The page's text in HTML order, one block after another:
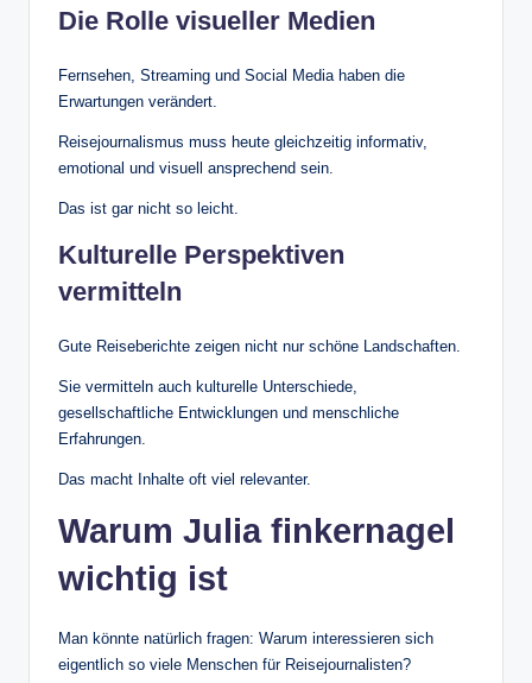
Die Rolle visueller Medien
Fernsehen, Streaming und Social Media haben die
Erwartungen verändert.
Reisejournalismus muss heute gleichzeitig informativ,
emotional und visuell ansprechend sein.
Das ist gar nicht so leicht.
Kulturelle Perspektiven
vermitteln
Gute Reiseberichte zeigen nicht nur schöne Landschaften.
Sie vermitteln auch kulturelle Unterschiede,
gesellschaftliche Entwicklungen und menschliche
Erfahrungen.
Das macht Inhalte oft viel relevanter.
Warum Julia finkernagel
wichtig ist
Man könnte natürlich fragen: Warum interessieren sich
eigentlich so viele Menschen für Reisejournalisten?